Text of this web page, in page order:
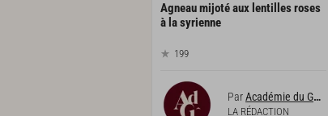
Agneau mijoté aux lentilles roses
à la syrienne
199
ParAcadémie du Goût
LA RÉDACTION